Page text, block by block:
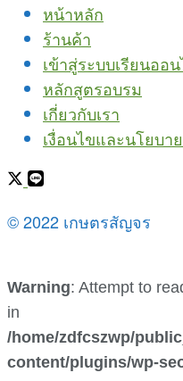
หน้าหลัก
ร้านค้า
เข้าสู่ระบบเรียนออ
หลักสูตรอบรม
เกี่ยวกับเรา
เงื่อนไขและนโยบา
© 2022 เกษตรสัญจร
Warning: Attempt to
in
/home/zdfcszwp/
content/plugins/wp-